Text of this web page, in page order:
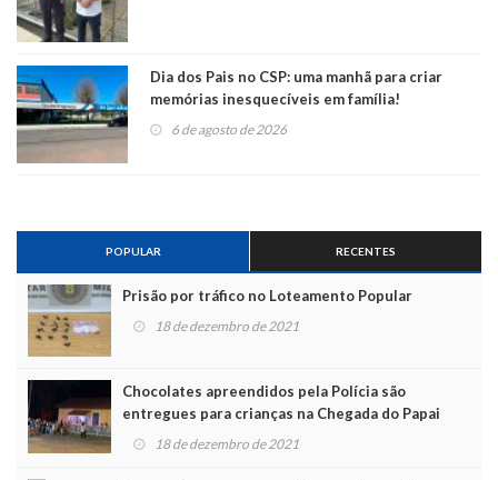
Dia dos Pais no CSP: uma manhã para criar
memórias inesquecíveis em família!
6 de agosto de 2026
POPULAR RECENTES
Prisão por tráfico no Loteamento Popular
18 de dezembro de 2021
Chocolates apreendidos pela Polícia são
entregues para crianças na Chegada do Papai
Noel 18 de dezembro de 2021